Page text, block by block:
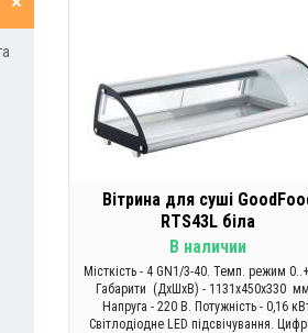
Вітрина для суші
RTS43L біла
В наличии
Місткість - 4 GN1/3-40. Темп. режим
Габарити (ДхШхВ) - 1131х450х330
Напруга - 220 В. Потужність - 0,16
Світлодіодне LED підсвічування.